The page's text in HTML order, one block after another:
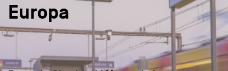
Se déplacer
Se former
Visiter
Contact
Secundaire
Europa